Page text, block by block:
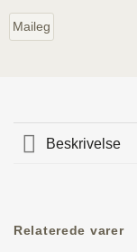
Maileg
Beskrivelse
Relaterede varer